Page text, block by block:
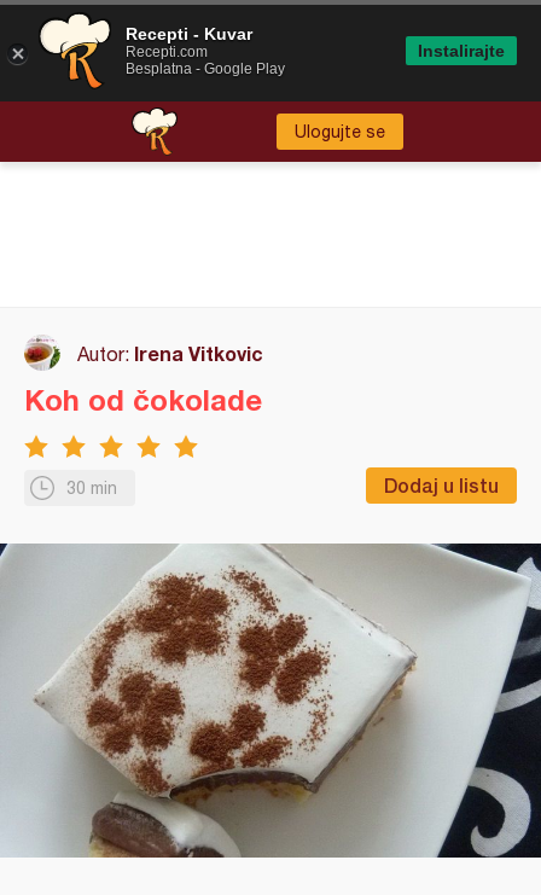
Ulogujte se
Autor: Irena Vitkovic
30 min Dodaj u listu
Koh od čokolade
Recepti - Kuvar
Recepti.com
Besplatna - Google Play
Instalirajte